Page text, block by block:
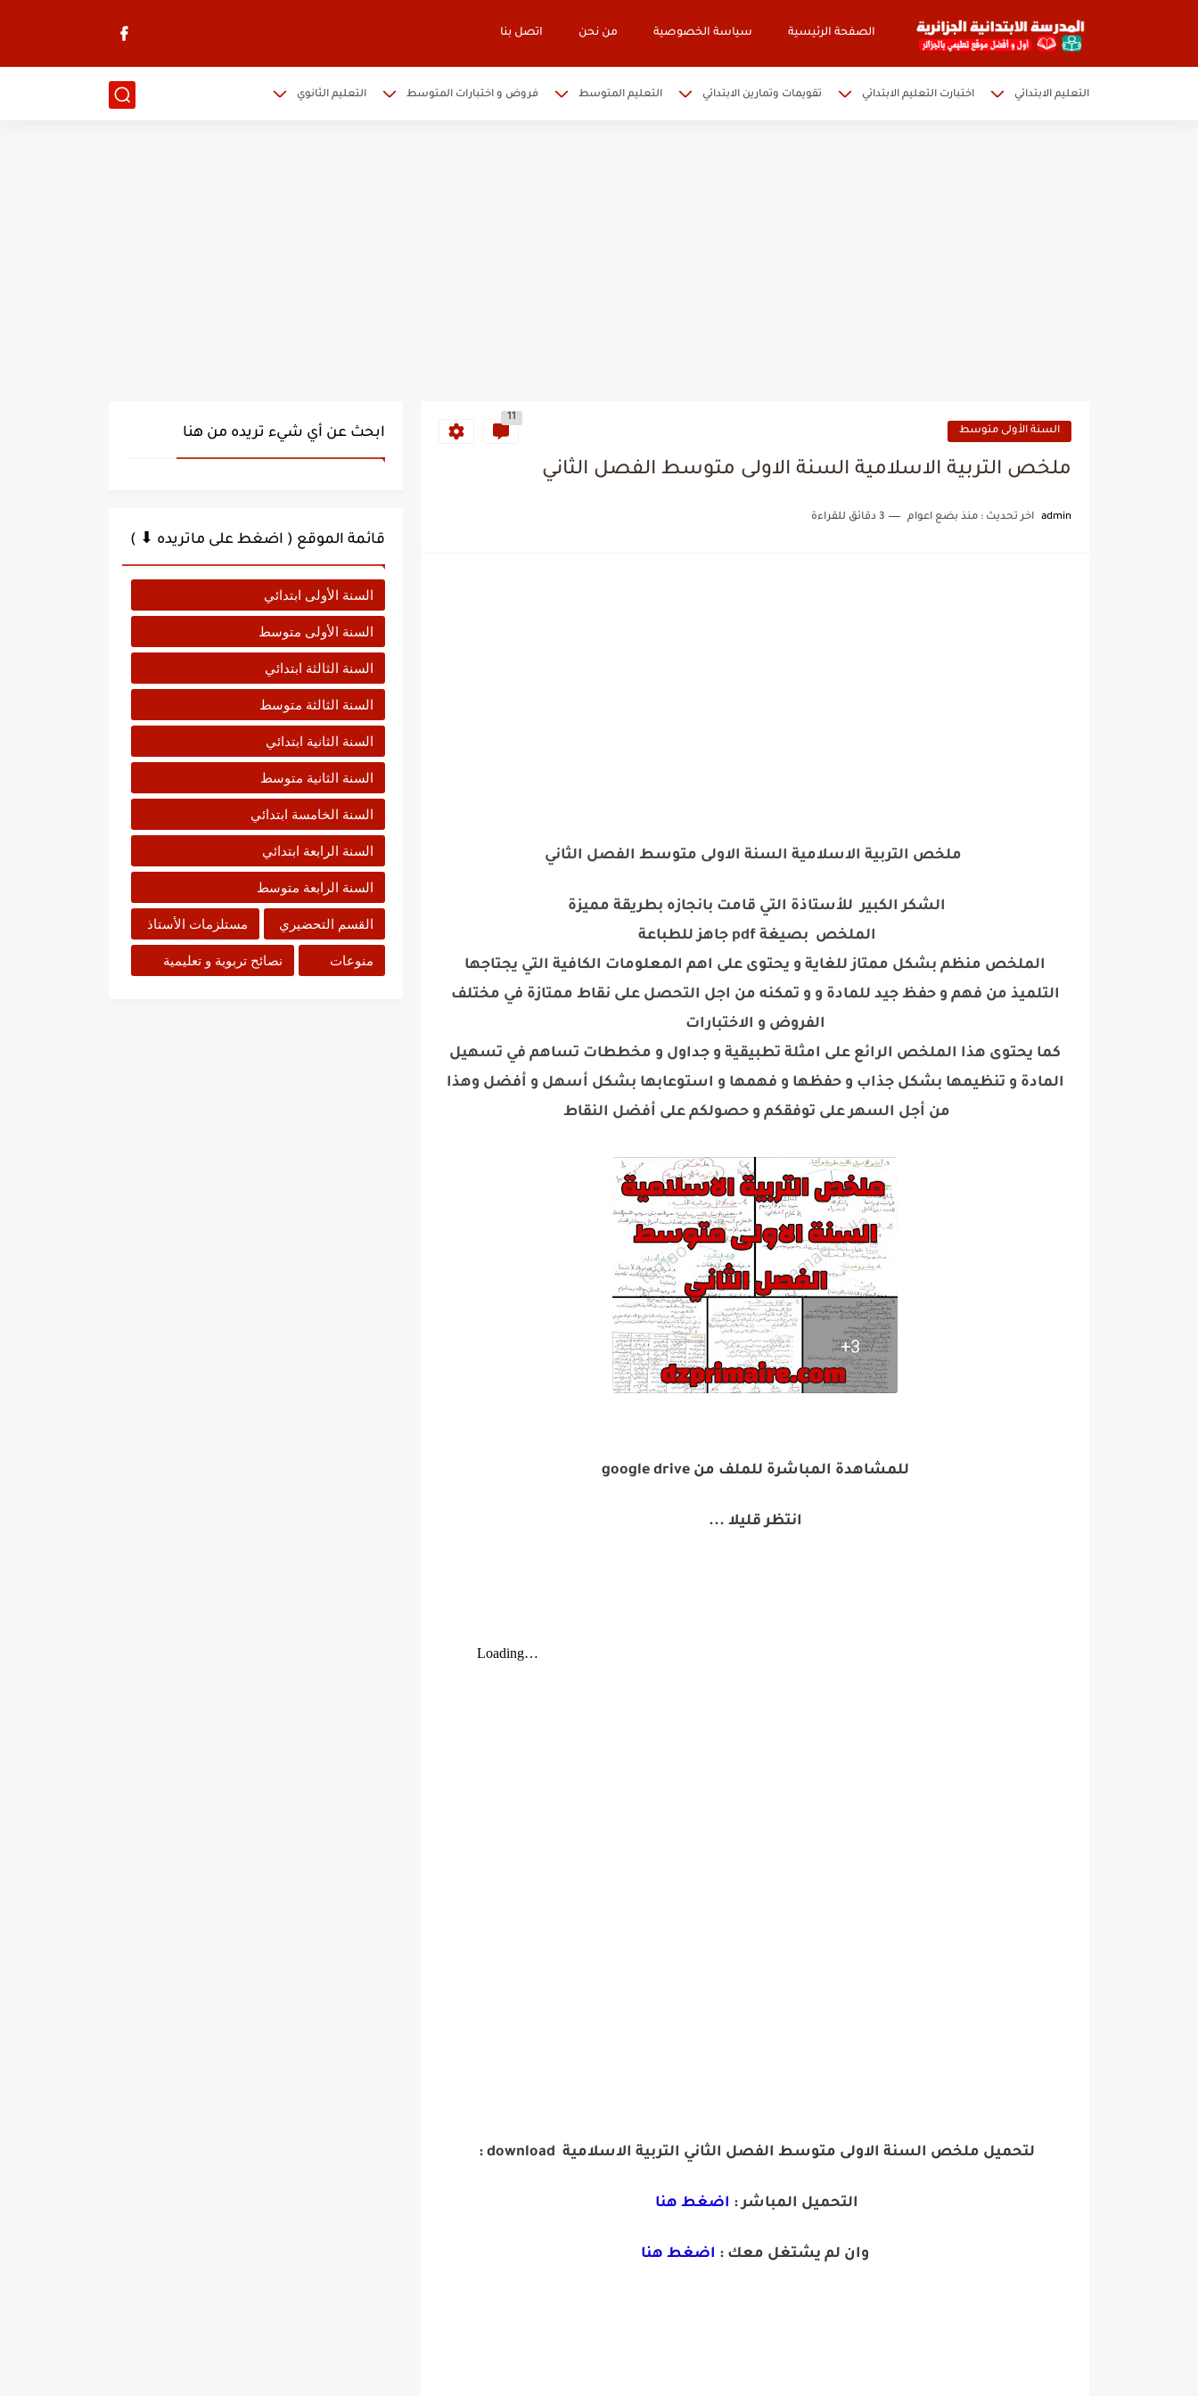
الصفحة الرئيسية سياسة الخصوصية من نحن اتصل بنا
التعليم الابتدائي اختبارت التعليم الابتدائي تقويمات وتمارين الابتدائي التعليم المتوسط فروض و اختبارات المتوسط التعليم الثانوي
السنة الأولى متوسط
11
ملخص التربية الاسلامية السنة الاولى متوسط الفصل الثاني
admin اخر تحديث : منذ بضع اعوام 3 دقائق للقراءة
ملخص التربية الاسلامية السنة الاولى متوسط الفصل الثاني
الشكر الكبير للأستاذة التي قامت بانجازه بطريقة مميزة
الملخص بصيغة pdf جاهز للطباعة
الملخص منظم بشكل ممتاز للغاية و يحتوى على اهم المعلومات الكافية التي يجتاجها
التلميذ من فهم و حفظ جيد للمادة و و تمكنه من اجل التحصل على نقاط ممتازة في مختلف
الفروض و الاختبارات
كما يحتوى هذا الملخص الرائع على امثلة تطبيقية و جداول و مخططات تساهم في تسهيل
المادة و تنظيمها بشكل جذاب و حفظها و فهمها و استوعابها بشكل أسهل و أفضل وهذا
من أجل السهر على توفقكم و حصولكم على أفضل النقاط
للمشاهدة المباشرة للملف من google drive
انتظر قليلا ...
لتحميل ملخص السنة الاولى متوسط الفصل الثاني التربية الاسلامية download :
التحميل المباشر : اضغط هنا
وان لم يشتغل معك : اضغط هنا
ابحث عن أي شيء تريده من هنا
قائمة الموقع ( اضغط على ماتريده ⬇ )
السنة الأولى ابتدائي
السنة الأولى متوسط
السنة الثالثة ابتدائي
السنة الثالثة متوسط
السنة الثانية ابتدائي
السنة الثانية متوسط
السنة الخامسة ابتدائي
السنة الرابعة ابتدائي
السنة الرابعة متوسط
القسم التحضيري مستلزمات الأستاذ
منوعات نصائح تربوية و تعليمية